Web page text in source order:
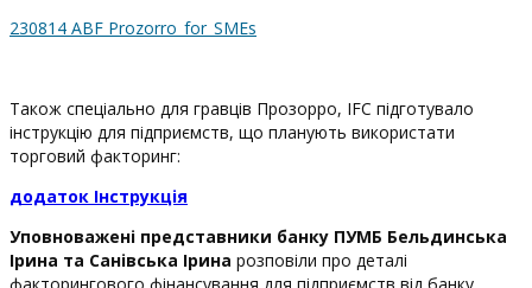
230814 ABF Prozorro_for_SMEs
Також спеціально для гравців Прозорро, IFC підготувало
інструкцію для підприємств, що планують використати
торговий факторинг:
додаток Інструкція
Уповноважені представники банку ПУМБ Бельдинська
Ірина та Санівська Ірина розповіли про деталі